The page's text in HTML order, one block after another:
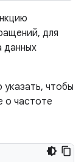
для
данных
чтобы
о частоте